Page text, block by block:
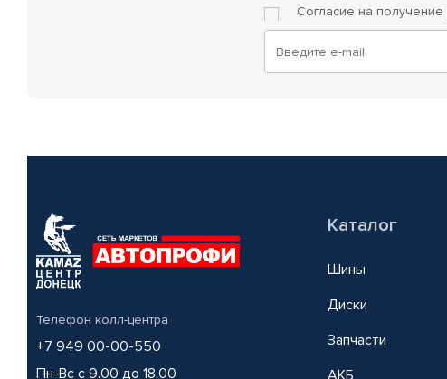
Согласие на получение
Телефон колл-центра
+7 949 00-00-550
Пн-Вс с 9.00 до 18.00
Каталог
Шины
Диски
Запчасти
АКБ